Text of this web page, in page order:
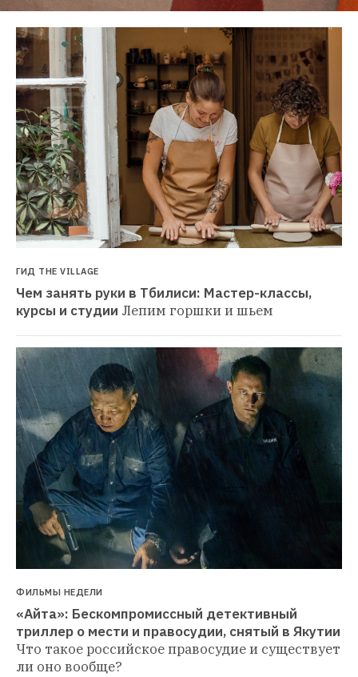
ГИД THE VILLAGE
Чем занять руки в Тбилиси: Мастер-классы,
курсы и студии Лепим горшки и шьем
ФИЛЬМЫ НЕДЕЛИ
«Айта»: Бескомпромиссный детективный
триллер о мести и правосудии, снятый в Якутии
Что такое российское правосудие и существует
ли оно вообще?